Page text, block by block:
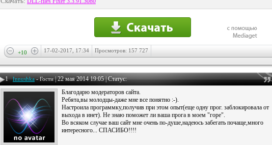
+10 17-02-2017, 17:34 Просмотров: 157 727
1Innushka-Гости|22 мая 2014 19:05 | Статус:
Благодарю модераторов сайта.
Ребята,вы молодцы-даже мне все понятно :-).
Настроила программку,получив при этом опыт(еще одну прог. заблокировала от
выхода в инет). Не знаю поможет ли ваша прога в моем "горе".
Во всяком случае ваш сайт мне очень по-душе,надеюсь забегать почаще,много
интересного... СПАСИБО!!!!